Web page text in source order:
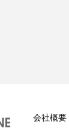
会社概要